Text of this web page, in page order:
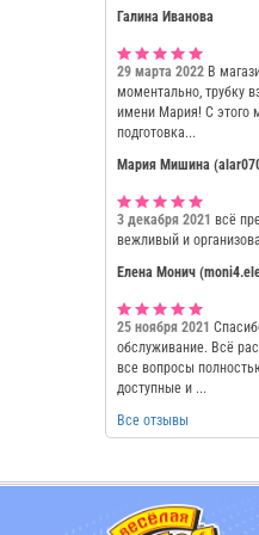
Галина Иванова
29 марта 2022 В
моментально, трубку
имени Мария! С этого
подготовка...
Мария Мишина
3 декабря 2021 всё
вежливый и
Елена Монич
25 ноября 2021
обслуживание. Всё
все вопросы
доступные и ...
Все отзывы